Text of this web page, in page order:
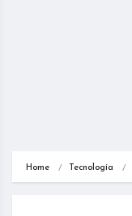
Home Tecnología